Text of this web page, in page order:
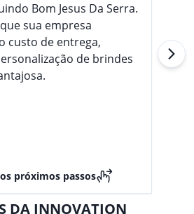
Bom Jesus Da Serra.
sua empresa
custo de entrega,
de brindes
próximos passos
DA INNOVATION